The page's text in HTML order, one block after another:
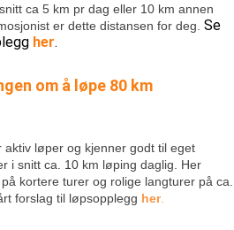
ca 5 km pr dag eller 10 km annen
er dette distansen for deg. Se
her.
om å løpe 80 km
aktiv løper og kjenner godt til eget
i snitt ca. 10 km løping daglig. Her
kortere turer og rolige langturer på ca.
forslag til løpsopplegg her